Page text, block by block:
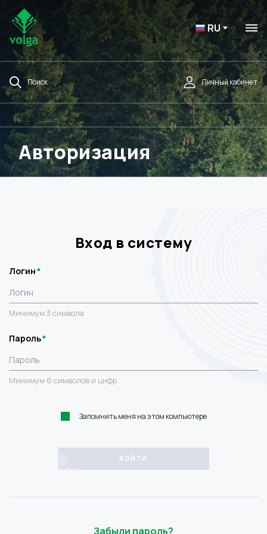
RU
Поиск Личный кабинет
Авторизация
Вход в систему
Логин
Минимум 3 символа
Пароль
Минимум 6 символов и цифр
Запомнить меня на этом компьютере
Забыли пароль?